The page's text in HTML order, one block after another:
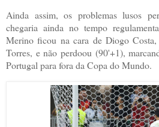
Ainda assim, os problemas lusos
chegaria ainda no tempo
Merino ficou na cara de Diogo Costa,
Torres, e não perdoou (90'+1),
Portugal para fora da Copa do Mundo.